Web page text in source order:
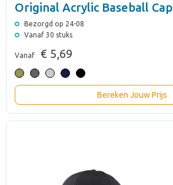
Original Acrylic Baseball Cap
Bezorgd op 24-08
Vanaf 30 stuks
Vanaf € 5,69
Bereken Jouw Prijs